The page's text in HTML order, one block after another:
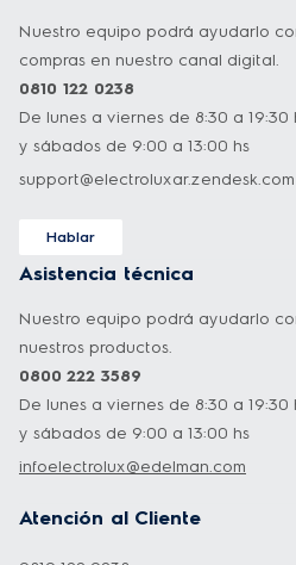
Nuestro equipo podrá ayudarlo
compras en nuestro canal digital.
0810 122 0238
De lunes a viernes de 8:30 a 19:30
y sábados de 9:00 a 13:00 hs
support@electroluxar.zendesk.com
Hablar
Asistencia técnica
Nuestro equipo podrá ayudarlo
nuestros productos.
0800 222 3589
De lunes a viernes de 8:30 a 19:30
y sábados de 9:00 a 13:00 hs
infoelectrolux@edelman.com
Atención al Cliente